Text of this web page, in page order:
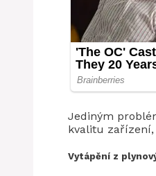
Jediným
kvalitu
Vytápění z